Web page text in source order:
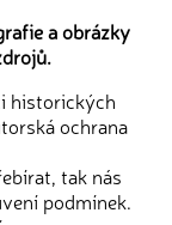
a obrázky
historických
ochrana
tak nás
podmínek.